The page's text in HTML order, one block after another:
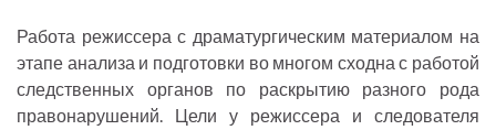
Работа режиссера с драматургическим материалом на
этапе анализа и подготовки во многом сходна с работой
следственных органов по раскрытию разного рода
правонарушений. Цели у режиссера и следователя